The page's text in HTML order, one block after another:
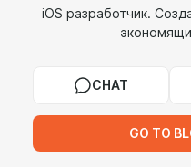
iOS разработчик.
CHAT
GO TO